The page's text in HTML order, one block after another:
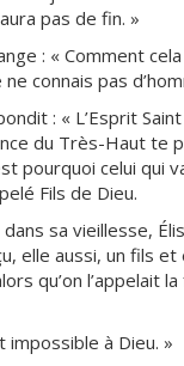
pas de fin. »
: « Comment
connais pas
: « L’Esprit
du Très-Haut te
pourquoi celui qui
Fils de Dieu.
sa vieillesse,
elle aussi, un fils et
qu’on l’appelait
impossible à Dieu. »